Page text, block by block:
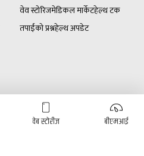
वेब स्टोरीज बीएमआई
वेव स्टोरिजमेडिकल मार्केटहेल्थ टक
तपाईंको प्रश्नहेल्थ अपडेट
विज्ञापनका लागि
(+९७७)९८४१३७४३४५